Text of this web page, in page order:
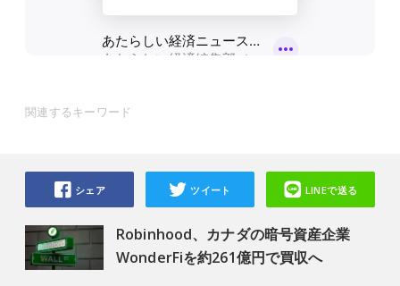
関連するキーワード
Robinhood、カナダの暗号資産企業
WonderFiを約261億円で買収へ
シェア ツイート LINEで送る